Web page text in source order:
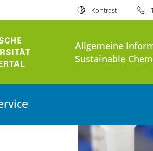
Kontrast
Allgemeine
Sustainable